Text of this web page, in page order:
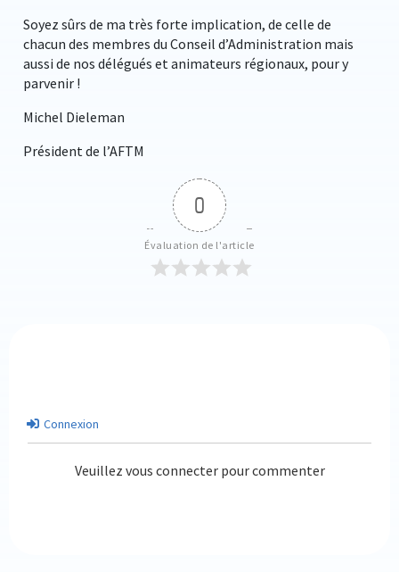
Soyez sûrs de ma très forte implication, de celle de
chacun des membres du Conseil d’Administration mais
aussi de nos délégués et animateurs régionaux, pour y
parvenir !
Michel Dieleman
Président de l’AFTM
0
Évaluation de l'article
Connexion
Veuillez vous connecter pour commenter